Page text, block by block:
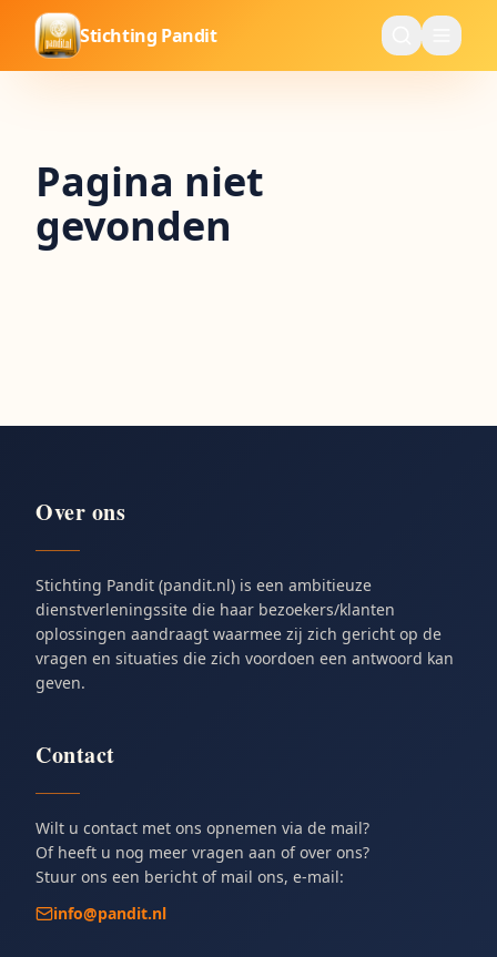
Stichting Pandit
Pagina niet
gevonden
Over ons
Stichting Pandit (pandit.nl) is een ambitieuze
dienstverleningssite die haar bezoekers/klanten
oplossingen aandraagt waarmee zij zich gericht op de
vragen en situaties die zich voordoen een antwoord kan
geven.
Contact
Wilt u contact met ons opnemen via de mail?
Of heeft u nog meer vragen aan of over ons?
Stuur ons een bericht of mail ons, e-mail:
info@pandit.nl